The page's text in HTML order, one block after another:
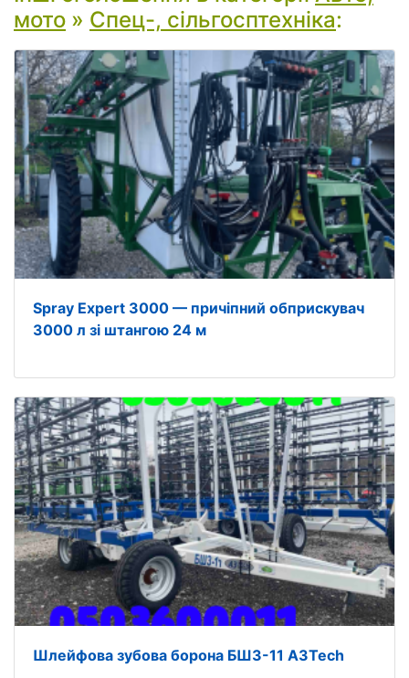
мото » Спец-, сільгосптехніка:
Spray Expert 3000 — причіпний обприскувач
3000 л зі штангою 24 м
Шлейфова зубова борона БШЗ-11 A3Tech